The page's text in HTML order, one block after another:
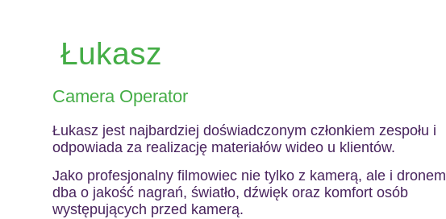
Łukasz
Camera Operator
Łukasz jest najbardziej doświadczonym członkiem zespołu i
odpowiada za realizację materiałów wideo u klientów.
Jako profesjonalny filmowiec nie tylko z kamerą, ale i dronem
dba o jakość nagrań, światło, dźwięk oraz komfort osób
występujących przed kamerą.